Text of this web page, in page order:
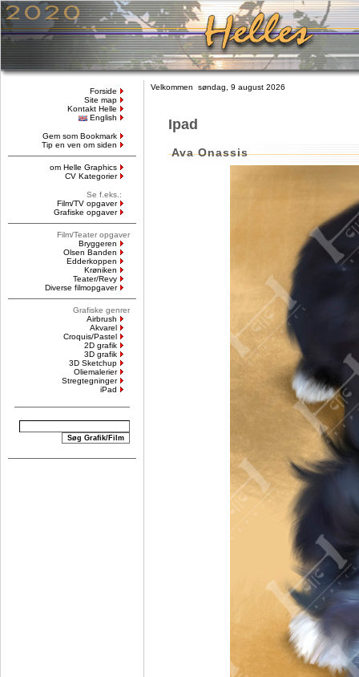
Forside
Site map
Kontakt Helle
English
Gem som Bookmark
Tip en ven om siden
om Helle Graphics
CV Kategorier
Se f.eks.:
Film/TV opgaver
Grafiske opgaver
Film/Teater opgaver
Bryggeren
Olsen Banden
Edderkoppen
Krøniken
Teater/Revy
Diverse filmopgaver
Grafiske genrer
Airbrush
Akvarel
Croquis/Pastel
2D grafik
3D grafik
3D Sketchup
Oliemalerier
Stregtegninger
iPad
Velkommen søndag, 9 august 2026
Ipad
Ava Onassis